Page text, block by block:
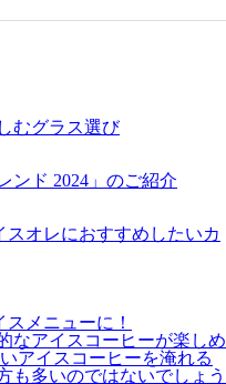
むグラス選び
ンド 2024」のご紹介
スオレにおすすめしたいカ
スメニューに！
なアイスコーヒーが楽しめ
アイスコーヒーを淹れる
も多いのではないでしょう